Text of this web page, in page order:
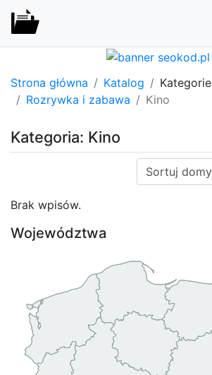
Strona główna Katalog
Kategorie
Rozrywka i zabawa
Kino
Kategoria: Kino
Sortuj:
Brak wpisów.
Województwa